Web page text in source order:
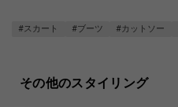
#スカート #ブーツ #カットソー
その他のスタイリング